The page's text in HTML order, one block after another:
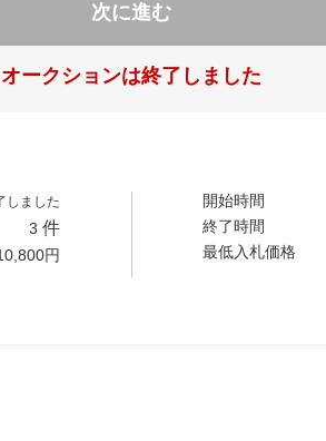
次に進む
オークションは終了しました
しました
3 件
円
開始時間
終了時間
最低入札価格